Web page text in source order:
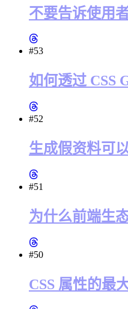
不要告诉使用
#53
如何透过 CSS
#52
生成假资料可
#51
为什么前端生
#50
CSS 属性的最